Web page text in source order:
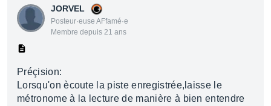
JORVEL
Posteur·euse AFfamé·e
Membre depuis 21 ans
Préçision:
Lorsqu'on ècoute la piste enregistrée,laisse le
métronome à la lecture de manière à bien entendre